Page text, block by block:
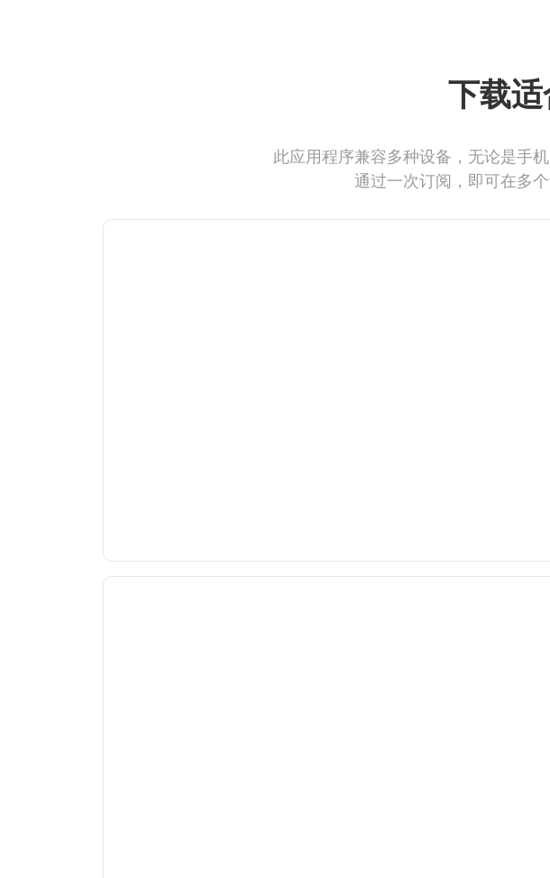
下载
此应用程序兼容多种设备，无论是手
通过一次订阅，即可在多